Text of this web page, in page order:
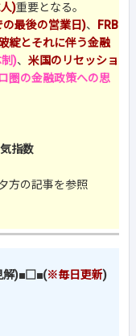
)重要となる。
最後の営業日)、
FRB
綻とそれに伴う金融
)、 米国のリセッショ
圏の金融政策への思
指数
方の記事を参照
解)■□■(※毎日更新)